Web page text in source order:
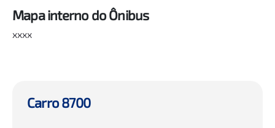
Carro 8700
Mapa interno do Ônibus
xxxx